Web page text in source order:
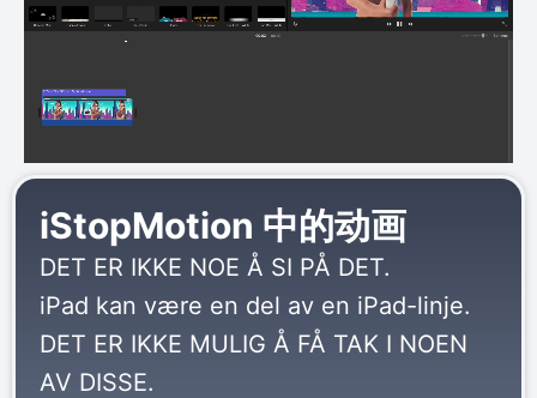
iStopMotion 中的动画
DET ER IKKE NOE Å SI PÅ DET.
iPad kan være en del av en iPad-linje.
DET ER IKKE MULIG Å FÅ TAK I NOEN
AV DISSE.